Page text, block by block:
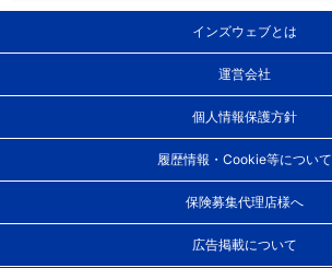
インズウェブとは
運営会社
個人情報保護方針
履歴情報・Cookie等について
保険募集代理店様へ
広告掲載について